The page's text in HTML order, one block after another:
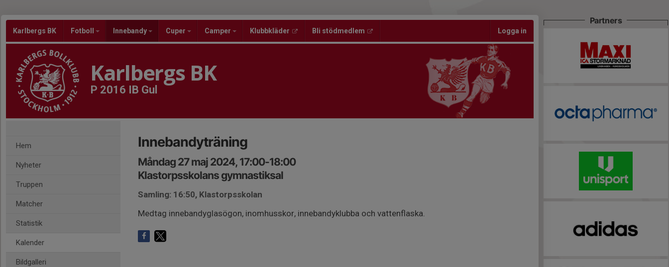
Karlbergs BK Fotboll Innebandy Cuper Camper Klubbkläder Bli stödmedlem Logga in
Karlbergs BK
P 2016 IB Gul
Hem
Nyheter
Truppen
Matcher
Statistik
Kalender
Bildgalleri
Innebandyträning
Måndag 27 maj 2024, 17:00-18:00
Klastorpsskolans gymnastiksal
Samling: 16:50, Klastorpsskolan
Medtag innebandyglasögon, inomhusskor, innebandyklubba och vattenflaska.
Partners